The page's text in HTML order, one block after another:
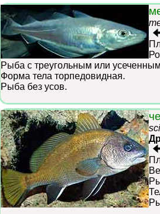
Рыба с треугольным или
Форма тела торпедовидная.
Рыба без усов.